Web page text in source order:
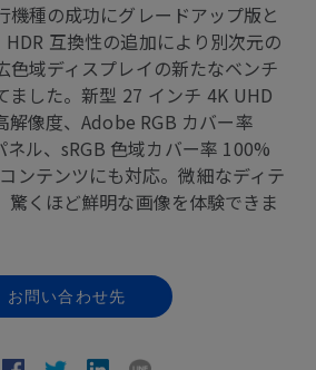
機種の成功にグレードアップ版と
互換性の追加により別次元の
色域ディスプレイの新たなベンチ
ました。新型 27 インチ 4K UHD
解像度、Adobe RGB カバー率
ル、sRGB 色域カバー率 100%
ンテンツにも対応。微細なディテ
驚くほど鮮明な画像を体験できま
お問い合わせ先